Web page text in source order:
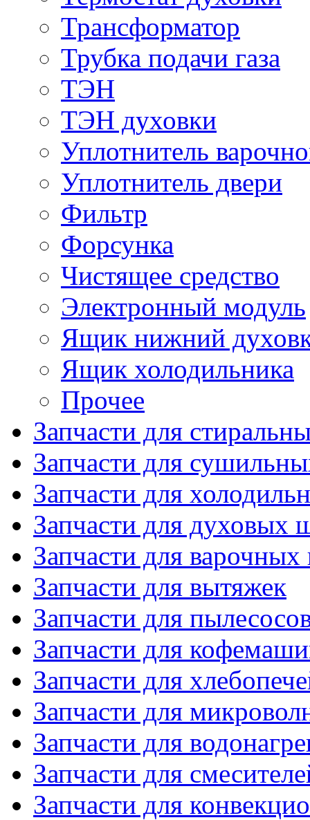
Трансформатор
Трубка подачи газа
ТЭН
ТЭН духовки
Уплотнитель
Уплотнитель двери
Фильтр
Форсунка
Чистящее средство
Электронный модуль
Ящик нижний
Ящик холодильника
Прочее
Запчасти для
Запчасти для
Запчасти для
Запчасти для духовых
Запчасти для варочных
Запчасти для вытяжек
Запчасти для
Запчасти для
Запчасти для
Запчасти для
Запчасти для
Запчасти для
Запчасти для